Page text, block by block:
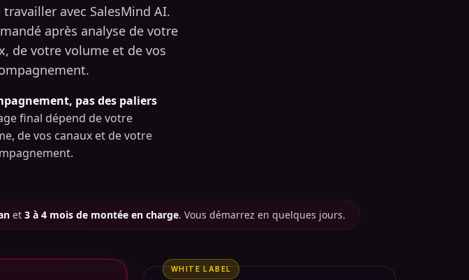
avec SalesMind AI.
après analyse de votre
de votre volume et de vos
pas des paliers
final dépend de votre
de vos canaux et de votre
et 3 à 4 mois de montée en charge. Vous démarrez en quelques jours.
WHITE LABEL